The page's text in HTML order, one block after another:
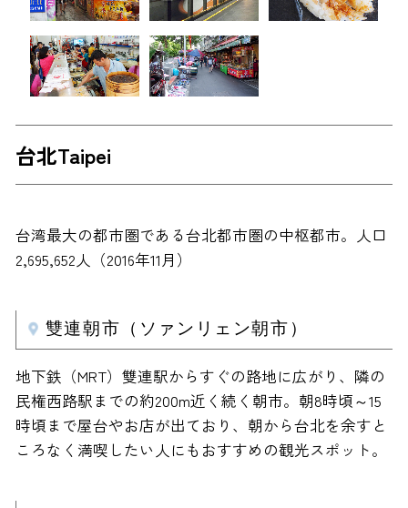
台北Taipei
台湾最大の都市圏である台北都市圏の中枢都市。人口
2,695,652人（2016年11月）
雙連朝市（ソァンリェン朝市）
地下鉄（MRT）雙連駅からすぐの路地に広がり、隣の
民権西路駅までの約200m近く続く朝市。朝8時頃～15
時頃まで屋台やお店が出ており、朝から台北を余すと
ころなく満喫したい人にもおすすめの観光スポット。